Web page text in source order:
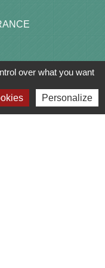
over what you want
Personalize